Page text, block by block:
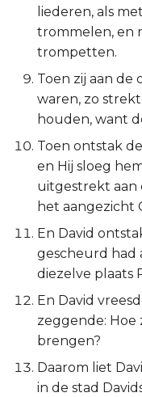
Jakobus
1 Petrus
2 Petrus
2 Johannes
3 Johannes
Judas
Openbaring
liederen, als
trommelen, en
trompetten.
Toen zij aan de
waren, zo
houden, want
Toen ontstak
en Hij sloeg
uitgestrekt aan
het aangezicht
En David
gescheurd had
diezelve plaats
En David
zeggende: Hoe
brengen?
Daarom liet
in de stad